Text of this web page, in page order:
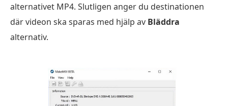
alternativet MP4. Slutligen anger du destinationen
där videon ska sparas med hjälp av Bläddra
alternativ.